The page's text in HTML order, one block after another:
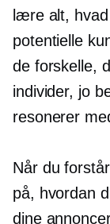
lære alt,
potentielle
de forskelle,
individer, jo
resonerer
Når du
på, hvordan
dine